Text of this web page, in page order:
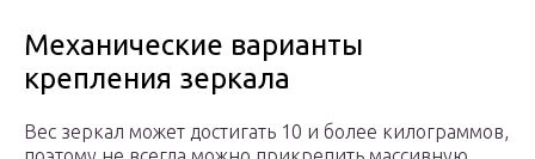
Механические варианты
крепления зеркала
Вес зеркал может достигать 10 и более килограммов,